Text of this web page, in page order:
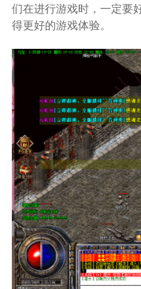
们在进行游戏时，一定要
得更好的游戏体验。